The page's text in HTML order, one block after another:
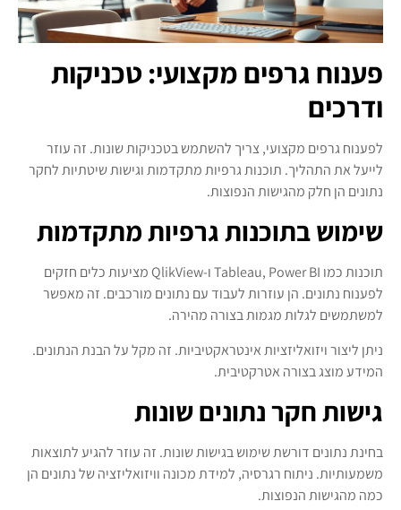
פענוח גרפים מקצועי: טכניקות
ודרכים
לפענוח גרפים מקצועי, צריך להשתמש בטכניקות שונות. זה עוזר
לייעל את התהליך. תוכנות גרפיות מתקדמות וגישות שיטתיות לחקר
נתונים הן חלק מהגישות הנפוצות.
שימוש בתוכנות גרפיות מתקדמות
תוכנות כמו Tableau, Power BI ו-QlikView מציעות כלים חזקים
לפענוח נתונים. הן עוזרות לעבוד עם נתונים מורכבים. זה מאפשר
למשתמשים לגלות מגמות בצורה מהירה.
ניתן ליצור ויזואליזציות אינטראקטיביות. זה מקל על הבנת הנתונים.
המידע מוצג בצורה אטרקטיבית.
גישות חקר נתונים שונות
בחינת נתונים דורשת שימוש בגישות שונות. זה עוזר להגיע לתוצאות
משמעותיות. ניתוח רגרסיה, למידת מכונה וויזואליזציה של נתונים הן
כמה מהגישות הנפוצות.